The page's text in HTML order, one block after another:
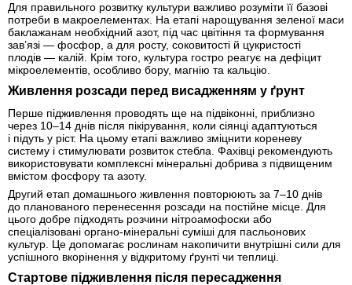
Для правильного розвитку культури важливо розуміти її базові
потреби в макроелементах. На етапі нарощування зеленої маси
баклажанам необхідний азот, під час цвітіння та формування
зав’язі — фосфор, а для росту, соковитості й цукристості
плодів — калій. Крім того, культура гостро реагує на дефіцит
мікроелементів, особливо бору, магнію та кальцію.
Живлення розсади перед висадженням у ґрунт
Перше підживлення проводять ще на підвіконні, приблизно
через 10–14 днів після пікірування, коли сіянці адаптуються
і підуть у ріст. На цьому етапі важливо зміцнити кореневу
систему і стимулювати розвиток стебла. Фахівці рекомендують
використовувати комплексні мінеральні добрива з підвищеним
вмістом фосфору та азоту.
Другий етап домашнього живлення повторюють за 7–10 днів
до планованого перенесення розсади на постійне місце. Для
цього добре підходять розчини нітроамофоски або
спеціалізовані органо-мінеральні суміші для пасльонових
культур. Це допомагає рослинам накопичити внутрішні сили для
успішного вкорінення у відкритому ґрунті чи теплиці.
Стартове підживлення після пересадження